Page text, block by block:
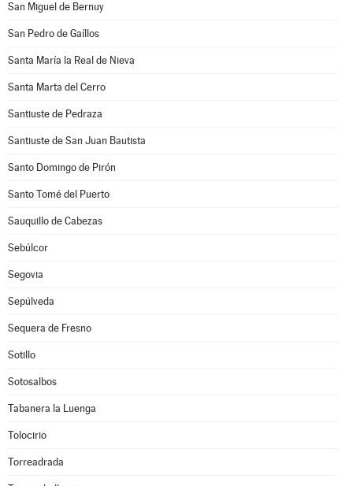
San Miguel de Bernuy
San Pedro de Gaíllos
Santa María la Real de Nieva
Santa Marta del Cerro
Santiuste de Pedraza
Santiuste de San Juan Bautista
Santo Domingo de Pirón
Santo Tomé del Puerto
Sauquillo de Cabezas
Sebúlcor
Segovia
Sepúlveda
Sequera de Fresno
Sotillo
Sotosalbos
Tabanera la Luenga
Tolocirio
Torreadrada